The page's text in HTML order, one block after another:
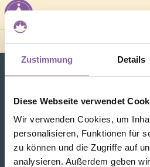
Zustimmung Details
Diese Webseite verwendet
Wir verwenden Cookies, um
personalisieren, Funktionen für
zu können und die Zugriffe auf
analysieren. Außerdem geben
Profil &